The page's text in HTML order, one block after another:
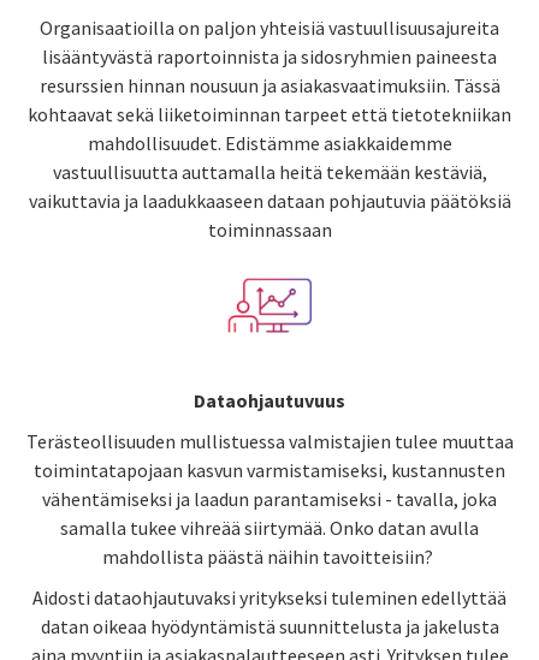
Organisaatioilla on paljon yhteisiä vastuullisuusajureita
lisääntyvästä raportoinnista ja sidosryhmien paineesta
resurssien hinnan nousuun ja asiakasvaatimuksiin. Tässä
kohtaavat sekä liiketoiminnan tarpeet että tietotekniikan
mahdollisuudet. Edistämme asiakkaidemme
vastuullisuutta auttamalla heitä tekemään kestäviä,
vaikuttavia ja laadukkaaseen dataan pohjautuvia päätöksiä
toiminnassaan
Dataohjautuvuus
Terästeollisuuden mullistuessa valmistajien tulee muuttaa
toimintatapojaan kasvun varmistamiseksi, kustannusten
vähentämiseksi ja laadun parantamiseksi - tavalla, joka
samalla tukee vihreää siirtymää. Onko datan avulla
mahdollista päästä näihin tavoitteisiin?
Aidosti dataohjautuvaksi yritykseksi tuleminen edellyttää
datan oikeaa hyödyntämistä suunnittelusta ja jakelusta
aina myyntiin ja asiakaspalautteeseen asti.Yrityksen tulee